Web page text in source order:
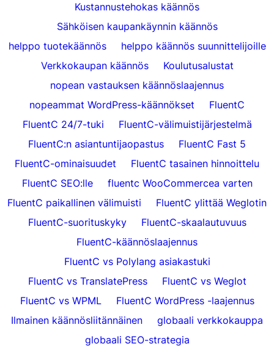
Kustannustehokas käännös
Sähköisen kaupankäynnin käännös
helppo tuotekäännös
helppo käännös suunnittelijoille
Verkkokaupan käännös
Koulutusalustat
nopean vastauksen käännöslaajennus
nopeammat WordPress-käännökset
FluentC
FluentC 24/7-tuki
FluentC-välimuistijärjestelmä
FluentC:n asiantuntijaopastus
FluentC Fast 5
FluentC-ominaisuudet
FluentC tasainen hinnoittelu
FluentC SEO:lle
fluentc WooCommercea varten
FluentC paikallinen välimuisti
FluentC ylittää Weglotin
FluentC-suorituskyky
FluentC-skaalautuvuus
FluentC-käännöslaajennus
FluentC vs Polylang asiakastuki
FluentC vs TranslatePress
FluentC vs Weglot
FluentC vs WPML
FluentC WordPress -laajennus
Ilmainen käännösliitännäinen
globaali verkkokauppa
globaali SEO-strategia